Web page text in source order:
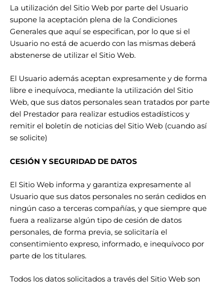
La utilización del Sitio Web por parte del Usuario
supone la aceptación plena de la Condiciones
Generales que aquí se especifican, por lo que si el
Usuario no está de acuerdo con las mismas deberá
abstenerse de utilizar el Sitio Web.
El Usuario además aceptan expresamente y de forma
libre e inequívoca, mediante la utilización del Sitio
Web, que sus datos personales sean tratados por parte
del Prestador para realizar estudios estadísticos y
remitir el boletín de noticias del Sitio Web (cuando así
se solicite)
CESIÓN Y SEGURIDAD DE DATOS
El Sitio Web informa y garantiza expresamente al
Usuario que sus datos personales no serán cedidos en
ningún caso a terceras compañías, y que siempre que
fuera a realizarse algún tipo de cesión de datos
personales, de forma previa, se solicitaría el
consentimiento expreso, informado, e inequívoco por
parte de los titulares.
Todos los datos solicitados a través del Sitio Web son